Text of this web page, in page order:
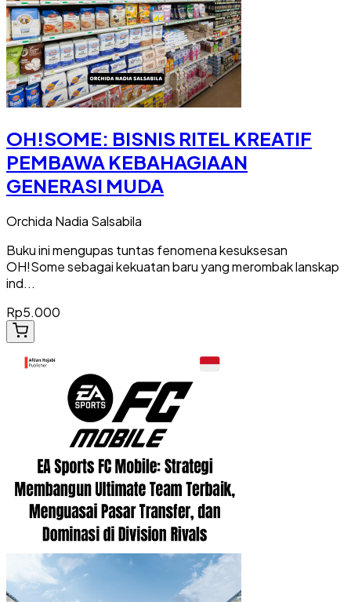
OH!SOME: BISNIS RITEL KREATIF
PEMBAWA KEBAHAGIAAN
GENERASI MUDA
Orchida Nadia Salsabila
Buku ini mengupas tuntas fenomena kesuksesan
OH!Some sebagai kekuatan baru yang merombak lanskap
ind...
Rp5.000